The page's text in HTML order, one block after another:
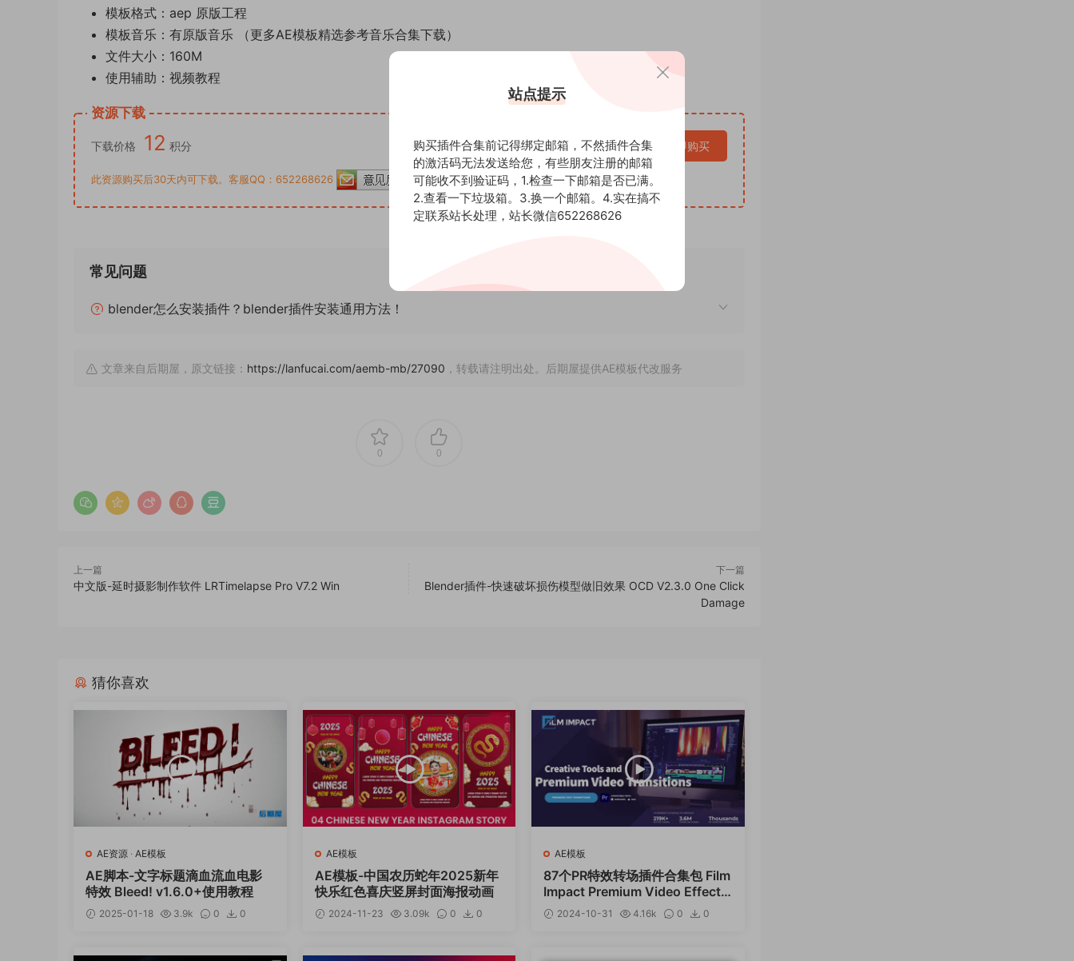
模板格式：aep 原版工程
模板音乐：有原版音乐 （更多AE模板精选参考音乐合集下载）
文件大小：160M
使用辅助：视频教程
资源下载
下载价格 12 积分 VIP免费 立即购买
此资源购买后30天内可下载。客服QQ：652268626
常见问题
blender怎么安装插件？blender插件安装通用方法！
文章来自后期屋，原文链接： https://lanfucai.com/aemb-mb/27090 ，转载请注明出处。后期屋提供AE模板代改服务
0 0
上一篇
中文版-延时摄影制作软件 LRTimelapse Pro V7.2 Win
下一篇
Blender插件-快速破坏损伤模型做旧效果 OCD V2.3.0 One Click
Damage
猜你喜欢
AE资源 · AE模板
AE脚本-文字标题滴血流血电影
特效 Bleed! v1.6.0+使用教程
2025-01-18 3.9k 0
0
AE模板
AE模板-中国农历蛇年2025新年
快乐红色喜庆竖屏封面海报动画
2024-11-23 3.09k 0
0
AE模板
87个PR特效转场插件合集包 Film
Impact Premium Video Effects
V25.0.6 CE Win
2024-10-31 4.16k 0
0
站点提示
购买插件合集前记得绑定邮箱，不然插件合集
的激活码无法发送给您，有些朋友注册的邮箱
可能收不到验证码，1.检查一下邮箱是否已满。
2.查看一下垃圾箱。3.换一个邮箱。4.实在搞不
定联系站长处理，站长微信652268626